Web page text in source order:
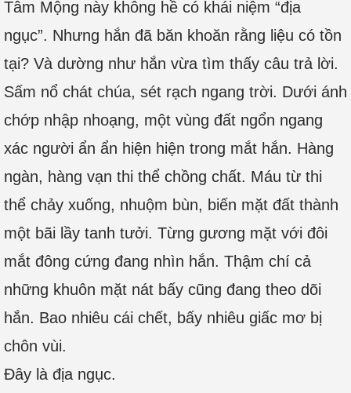
Tâm Mộng này không hề có khái niệm “địa
ngục”. Nhưng hắn đã băn khoăn rằng liệu có tồn
tại? Và dường như hắn vừa tìm thấy câu trả lời.
Sấm nổ chát chúa, sét rạch ngang trời. Dưới ánh
chớp nhập nhoạng, một vùng đất ngổn ngang
xác người ẩn ẩn hiện hiện trong mắt hắn. Hàng
ngàn, hàng vạn thi thể chồng chất. Máu từ thi
thể chảy xuống, nhuộm bùn, biến mặt đất thành
một bãi lầy tanh tưởi. Từng gương mặt với đôi
mắt đông cứng đang nhìn hắn. Thậm chí cả
những khuôn mặt nát bấy cũng đang theo dõi
hắn. Bao nhiêu cái chết, bấy nhiêu giấc mơ bị
chôn vùi.
Đây là địa ngục.